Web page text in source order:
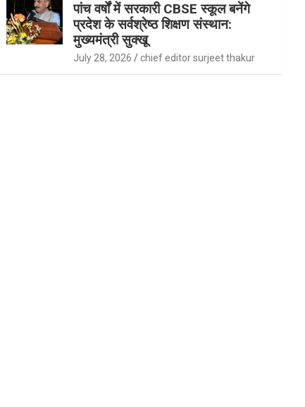
पांच वर्षों में सरकारी CBSE स्कूल बनेंगे
प्रदेश के सर्वश्रेष्ठ शिक्षण संस्थान:
मुख्यमंत्री सुक्खू
July 28, 2026 chief editor surjeet thakur